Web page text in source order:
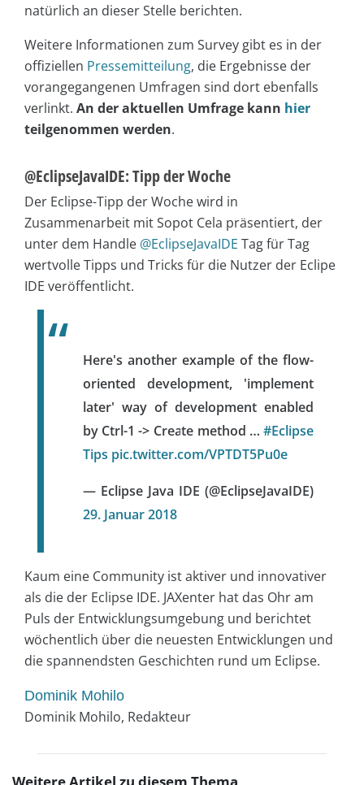
natürlich an dieser Stelle berichten.
Weitere Informationen zum Survey gibt es in der
offiziellen Pressemitteilung, die Ergebnisse der
vorangegangenen Umfragen sind dort ebenfalls
verlinkt. An der aktuellen Umfrage kann hier
teilgenommen werden.
@EclipseJavaIDE: Tipp der Woche
Der Eclipse-Tipp der Woche wird in
Zusammenarbeit mit Sopot Cela präsentiert, der
unter dem Handle @EclipseJavaIDE Tag für Tag
wertvolle Tipps und Tricks für die Nutzer der Eclipe
IDE veröffentlicht.
Here's another example of the flow-
oriented development, 'implement
later' way of development enabled
by Ctrl-1 -> Create method … #Eclipse
Tips pic.twitter.com/VPTDT5Pu0e
— Eclipse Java IDE (@EclipseJavaIDE)
29. Januar 2018
Kaum eine Community ist aktiver und innovativer
als die der Eclipse IDE. JAXenter hat das Ohr am
Puls der Entwicklungsumgebung und berichtet
wöchentlich über die neuesten Entwicklungen und
die spannendsten Geschichten rund um Eclipse.
Dominik Mohilo
Dominik Mohilo, Redakteur
Weitere Artikel zu diesem Thema